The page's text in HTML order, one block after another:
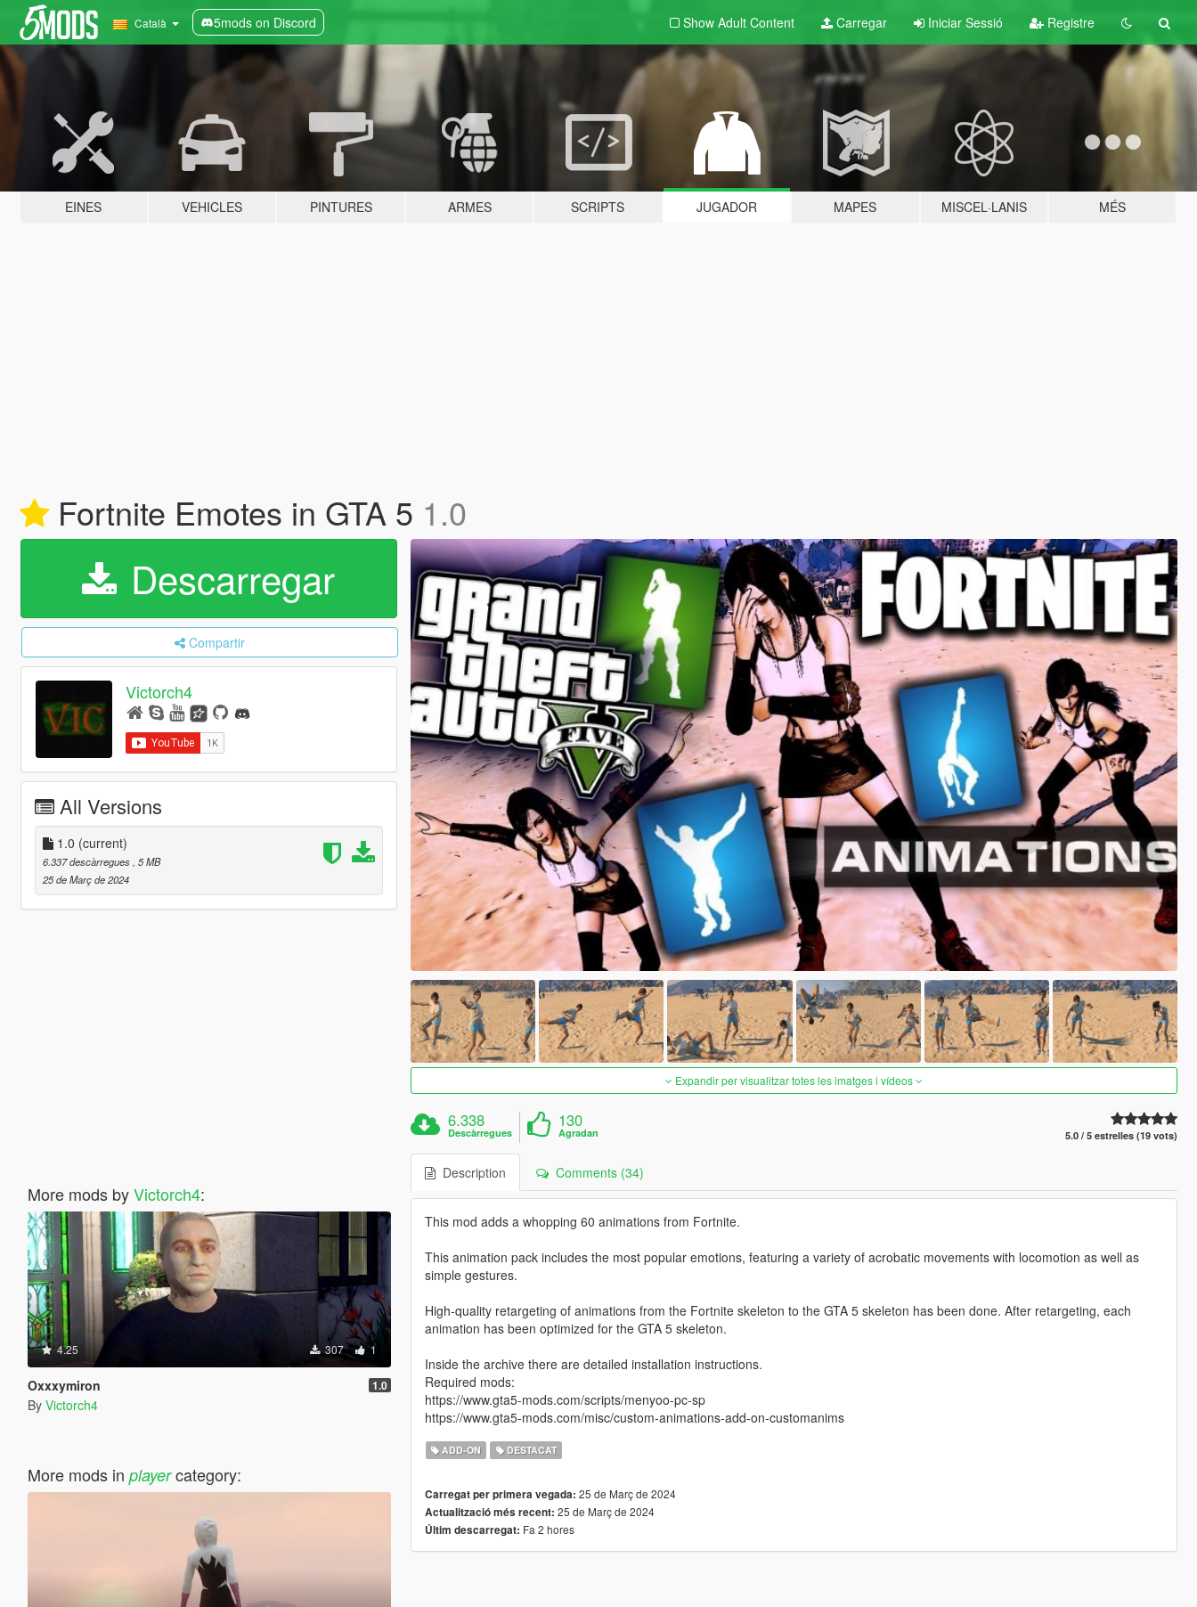
Català 5mods on Discord Show Adult Content Carregar Iniciar Sessió Registre
EINES VEHICLES PINTURES ARMES SCRIPTS JUGADOR MAPES MISCEL·LANIS MÉS
Fortnite Emotes in GTA 5 1.0
Descarregar
Compartir
Victorch4
All Versions
1.0 (current)
6.337 descàrregues , 5 MB
25 de Març de 2024
More mods byVictorch4:
4.25 307 1
Oxxxymiron 1.0
By Victorch4
More mods in playercategory:
Expandir per visualitzar totes les imatges i vídeos
6.338
Descàrregues
130
Agradan 5.0 / 5 estrelles (19 vots)
Description Comments (34)
This mod adds a whopping 60 animations from Fortnite.
This animation pack includes the most popular emotions, featuring a variety of acrobatic movements with locomotion as well as
simple gestures.
High-quality retargeting of animations from the Fortnite skeleton to the GTA 5 skeleton has been done. After retargeting, each
animation has been optimized for the GTA 5 skeleton.
Inside the archive there are detailed installation instructions.
Required mods:
https://www.gta5-mods.com/scripts/menyoo-pc-sp
https://www.gta5-mods.com/misc/custom-animations-add-on-customanims
ADD-ON DESTACAT
Carregat per primera vegada: 25 de Març de 2024
Actualització més recent: 25 de Març de 2024
Últim descarregat: Fa 2 hores